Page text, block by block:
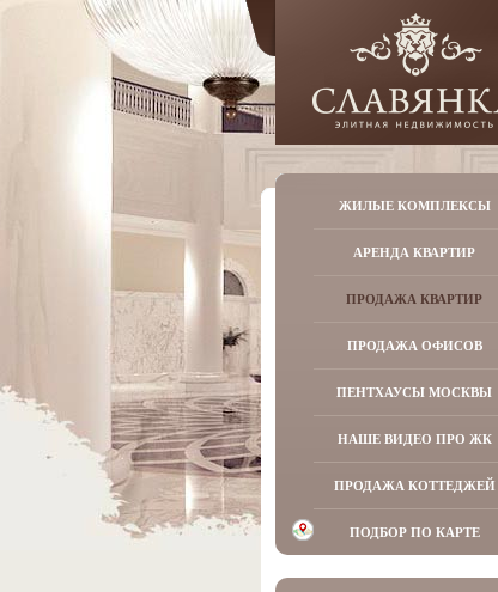
ЖИЛЫЕ КОМПЛЕКСЫ
АРЕНДА КВАРТИР
ПРОДАЖА КВАРТИР
ПРОДАЖА ОФИСОВ
ПЕНТХАУСЫ МОСКВЫ
НАШЕ ВИДЕО ПРО ЖК
ПРОДАЖА КОТТЕДЖЕЙ
ПОДБОР ПО КАРТЕ